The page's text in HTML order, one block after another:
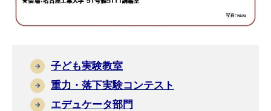
子ども実験教室
重力・落下実験コンテスト
エデュケータ部門